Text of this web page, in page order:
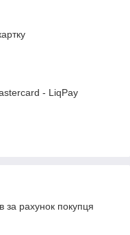
- LiqPay
за рахунок покупця